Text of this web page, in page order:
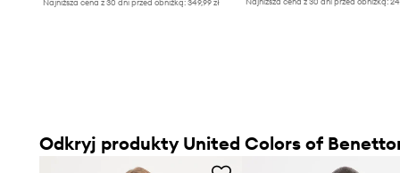
Najniższa cena z 30 dni przed obniżką: 349,99 zł
Odkryj produkty United Colors of